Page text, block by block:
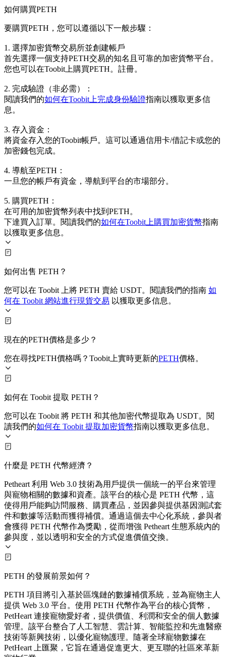
如何購買PETH
要購買PETH，您可以遵循以下一般步驟：
1. 選擇加密貨幣交易所並創建帳戶
首先選擇一個支持PETH交易的知名且可靠的加密貨幣平台。
您也可以在Toobit上購買PETH。註冊。
2. 完成驗證（非必需）：
閱讀我們的如何在Toobit上完成身份驗證指南以獲取更多信
息。
3. 存入資金：
將資金存入您的Toobit帳戶。這可以通過信用卡/借記卡或您的
加密錢包完成。
4. 導航至PETH：
一旦您的帳戶有資金，導航到平台的市場部分。
5. 購買PETH：
在可用的加密貨幣列表中找到PETH。
下達買入訂單。閱讀我們的如何在Toobit上購買加密貨幣指南
以獲取更多信息。
如何出售 PETH？
您可以在 Toobit 上將 PETH 賣給 USDT。閱讀我們的指南 如
何在 Toobit 網站進行現貨交易 以獲取更多信息。
現在的PETH價格是多少？
您在尋找PETH價格嗎？Toobit上實時更新的PETH價格。
如何在 Toobit 提取 PETH？
您可以在 Toobit 將 PETH 和其他加密代幣提取為 USDT。閱
讀我們的如何在 Toobit 提取加密貨幣指南以獲取更多信息。
什麼是 PETH 代幣經濟？
Petheart 利用 Web 3.0 技術為用戶提供一個統一的平台來管理
與寵物相關的數據和資產。該平台的核心是 PETH 代幣，這
使得用戶能夠訪問服務、購買產品，並因參與提供基因測試套
件和數據等活動而獲得補償。通過這個去中心化系統，參與者
會獲得 PETH 代幣作為獎勵，從而增強 Petheart 生態系統內的
參與度，並以透明和安全的方式促進價值交換。
PETH 的發展前景如何？
PETH 項目將引入基於區塊鏈的數據補償系統，並為寵物主人
提供 Web 3.0 平台。使用 PETH 代幣作為平台的核心貨幣，
PetHeart 連接寵物愛好者，提供價值、利潤和安全的個人數據
管理。該平台整合了人工智慧、雲計算、智能監控和先進醫療
技術等新興技術，以優化寵物護理。隨著全球寵物數據在
PetHeart 上匯聚，它旨在通過促進更大、更互聯的社區來革新